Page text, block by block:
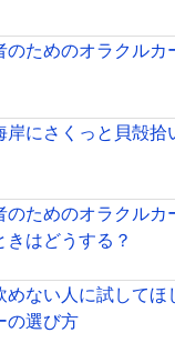
のためのオラクルカ
岸にさくっと貝殻拾
のためのオラクル
きはどうする？
めない人に試してほ
の選び方